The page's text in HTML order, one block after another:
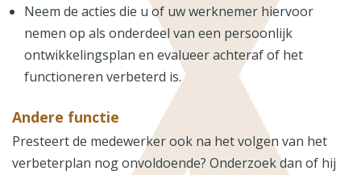
Neem de acties die u of uw werknemer hiervoor
nemen op als onderdeel van een persoonlijk
ontwikkelingsplan en evalueer achteraf of het
functioneren verbeterd is.
Andere functie
Presteert de medewerker ook na het volgen van het
verbeterplan nog onvoldoende? Onderzoek dan of hij